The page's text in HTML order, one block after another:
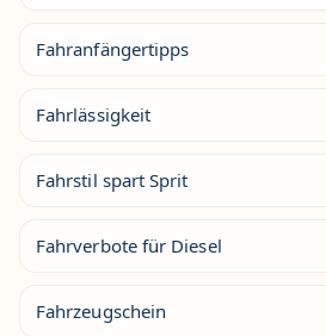
Fahranfängertipps
Fahrlässigkeit
Fahrstil spart Sprit
Fahrverbote für Diesel
Fahrzeugschein